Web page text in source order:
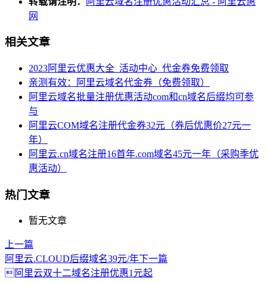
网
相关文章
2023阿里云优惠大全_活动中心_代金券免费领取
亲测有效：阿里云域名代金券（免费领取）
阿里云域名批量注册优惠活动com和cn域名后缀均可参
与
阿里云COM域名注册代金券32元（券后优惠价27元一
年）
阿里云.cn域名注册16首年.com域名45元一年（采购季优
惠活动）
热门文章
暂无文章
上一篇
阿里云.CLOUD后缀域名39元/年下一篇
阿里云双十二域名注册优惠1元起